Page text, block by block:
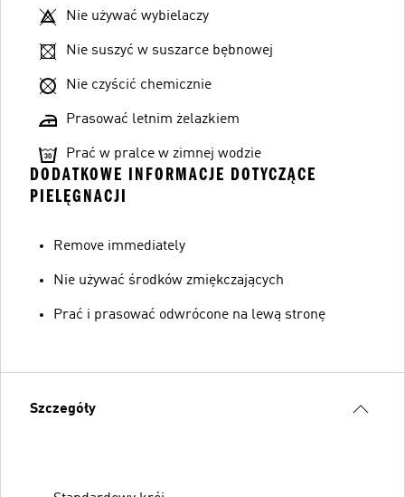
Nie używać wybielaczy
Nie suszyć w suszarce bębnowej
Nie czyścić chemicznie
Prasować letnim żelazkiem
Prać w pralce w zimnej wodzie
DODATKOWE INFORMACJE DOTYCZĄCE
PIELĘGNACJI
Remove immediately
Nie używać środków zmiękczających
Prać i prasować odwrócone na lewą stronę
Szczegóły